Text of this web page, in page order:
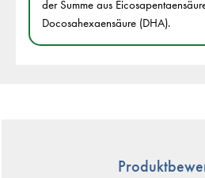
der Summe aus
Docosahexaensäure (DHA).